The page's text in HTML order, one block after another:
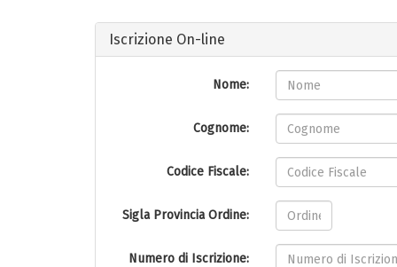
Iscrizione On-line
Nome:
Cognome:
Codice Fiscale:
Sigla Provincia Ordine:
Numero di Iscrizione: